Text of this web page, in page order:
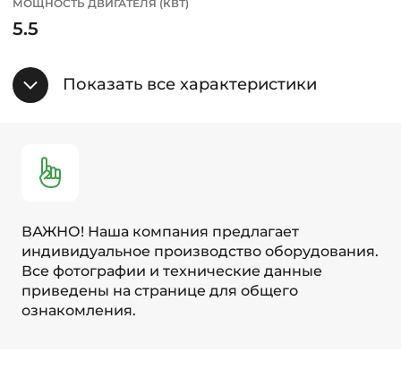
МОЩНОСТЬ ДВИГАТЕЛЯ (КВТ)
5.5
Показать все характеристики
ВАЖНО! Наша компания предлагает
индивидуальное производство оборудования.
Все фотографии и технические данные
приведены на странице для общего
ознакомления.